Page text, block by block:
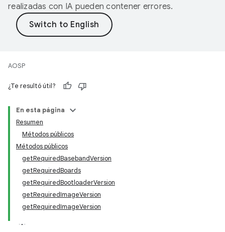
realizadas con IA pueden contener errores.
AOSP
¿Te resultó útil?
En esta página
Resumen
Métodos públicos
Métodos públicos
getRequiredBasebandVersion
getRequiredBoards
getRequiredBootloaderVersion
getRequiredImageVersion
getRequiredImageVersion